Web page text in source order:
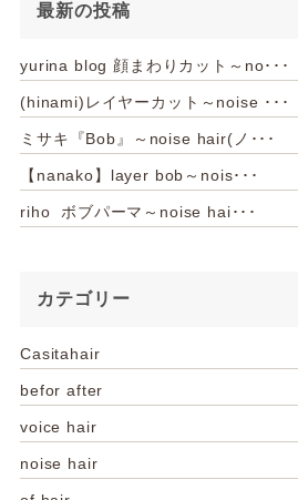
最新の投稿
yurina blog 顔まわりカット～no･･･
(hinami)レイヤーカット～noise ･･･
ミサキ『Bob』～noise hair(ノ･･･
【nanako】layer bob～nois･･･
riho ボブパーマ～noise hai･･･
カテゴリー
Casitahair
befor after
voice hair
noise hair